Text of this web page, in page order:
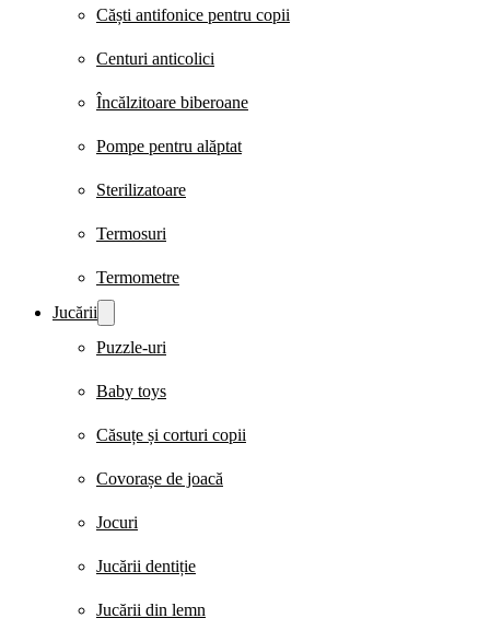
Căști antifonice pentru copii
Centuri anticolici
Încălzitoare biberoane
Pompe pentru alăptat
Sterilizatoare
Termosuri
Termometre
Jucării
Puzzle-uri
Baby toys
Căsuțe și corturi copii
Covorașe de joacă
Jocuri
Jucării dentiție
Jucării din lemn